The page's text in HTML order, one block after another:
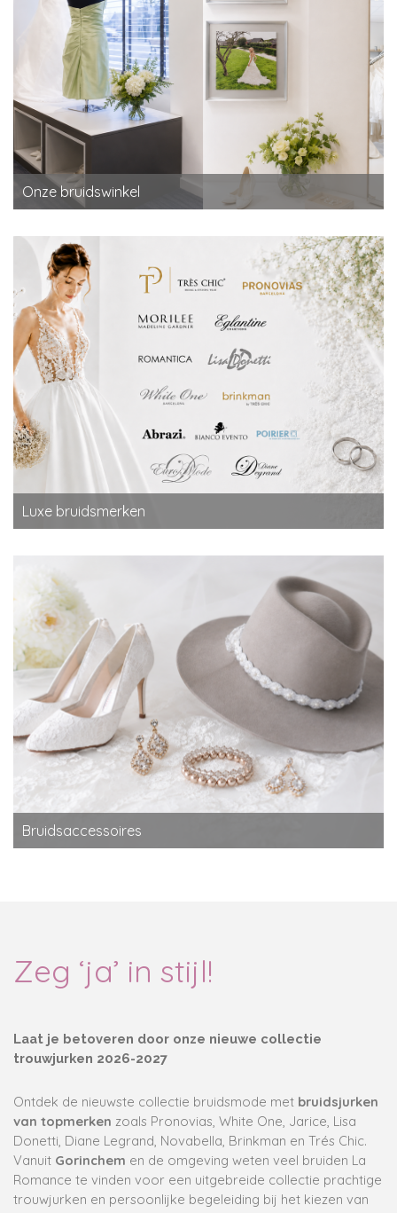
Onze bruidswinkel
Luxe bruidsmerken
Bruidsaccessoires
Zeg ‘ja’ in stijl!
Laat je betoveren door onze nieuwe collectie
trouwjurken 2026-2027
Ontdek de nieuwste collectie bruidsmode met bruidsjurken
van topmerken zoals Pronovias, White One, Jarice, Lisa
Donetti, Diane Legrand, Novabella, Brinkman en Trés Chic.
Vanuit Gorinchem en de omgeving weten veel bruiden La
Romance te vinden voor een uitgebreide collectie prachtige
trouwjurken en persoonlijke begeleiding bij het kiezen van